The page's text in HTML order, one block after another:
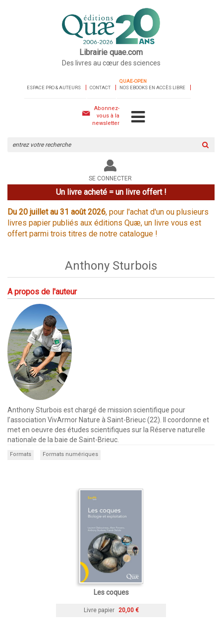
Librairie quae.com
Des livres au cœur des sciences
ESPACE PRO & AUTEURS CONTACT
QUAE-OPEN
NOS EBOOKS EN ACCÈS LIBRE
Abonnez-
vous à la
newsletter
le
site
SE CONNECTER
Un livre acheté = un livre offert !
Du 20 juillet au 31 août 2026, pour l'achat d'un ou plusieurs
livres papier publiés aux éditions Quæ, un livre vous est
offert parmi trois titres de notre catalogue !
Anthony Sturbois
A propos de l'auteur
Anthony Sturbois est chargé de mission scientifique pour
l’association VivArmor Nature à Saint-Brieuc (22). Il coordonne et
met en oeuvre des études scientifiques sur la Réserve naturelle
nationale de la baie de Saint-Brieuc.
Formats Formats numériques
Les coques
Livre papier 20,00 €